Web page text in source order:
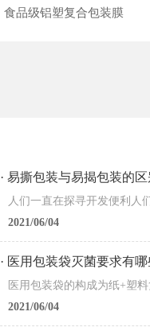
食品级铝塑复合包装膜
· 易撕包装与易揭包装的
2021/06/04
· 医用包装袋灭菌要求有哪
2021/06/04